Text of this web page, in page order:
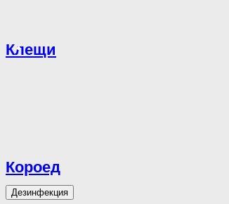
Клещи
Короед
Дезинфекция